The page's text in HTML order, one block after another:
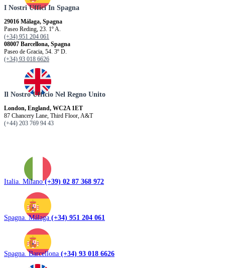
I Nostri Uffici In Spagna
29016 Málaga, Spagna
Paseo Reding, 23. 1º A.
(+34) 951 204 061
08007 Barcellona, ​​Spagna
Paseo de Gracia, 54. 3º D.
(+34) 93 018 6626
Il Nostro Ufficio Nel Regno Unito
London, England, WC2A 1ET
87 Chancery Lane, Third Floor, A&T
(+44) 203 769 94 43
Italia. Milano(+39) 02 87 368 972
Spagna. Málaga (+34) 951 204 061
Spagna. Barcellona (+34) 93 018 6626